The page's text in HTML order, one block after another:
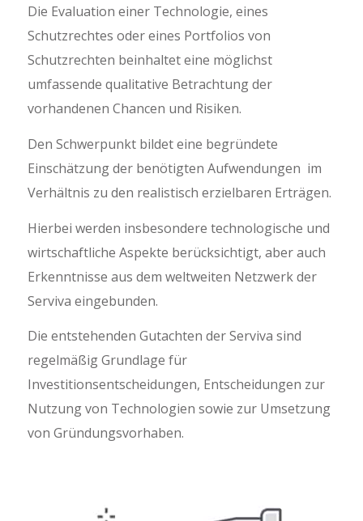
Die Evaluation einer Technologie, eines
Schutzrechtes oder eines Portfolios von
Schutzrechten beinhaltet eine möglichst
umfassende qualitative Betrachtung der
vorhandenen Chancen und Risiken.
Den Schwerpunkt bildet eine begründete
Einschätzung der benötigten Aufwendungen im
Verhältnis zu den realistisch erzielbaren Erträgen.
Hierbei werden insbesondere technologische und
wirtschaftliche Aspekte berücksichtigt, aber auch
Erkenntnisse aus dem weltweiten Netzwerk der
Serviva eingebunden.
Die entstehenden Gutachten der Serviva sind
regelmäßig Grundlage für
Investitionsentscheidungen, Entscheidungen zur
Nutzung von Technologien sowie zur Umsetzung
von Gründungsvorhaben.